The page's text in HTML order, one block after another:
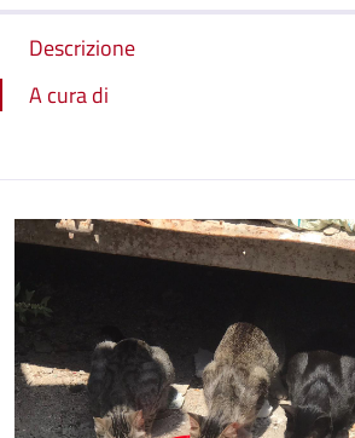
Descrizione
A cura di